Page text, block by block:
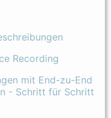
Recording
mit End-zu-End
- Schritt für Schritt